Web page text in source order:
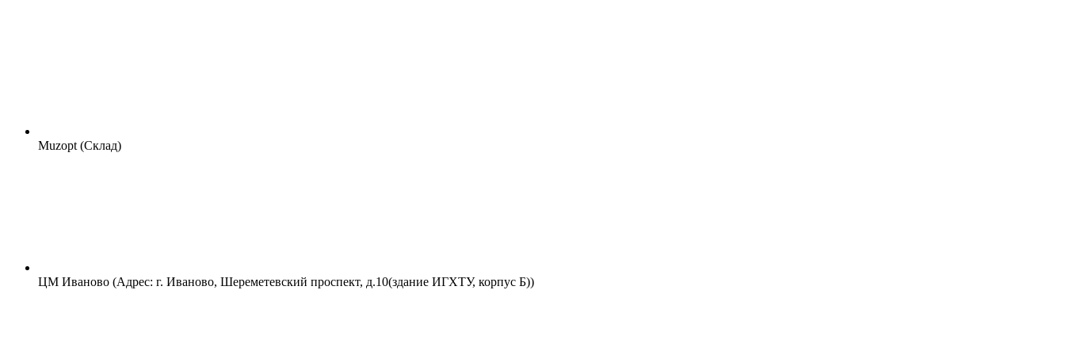
Muzopt (Склад)
ЦМ Иваново (Адрес: г. Иваново, Шереметевский проспект, д.10(здание ИГХТУ, корпус Б))